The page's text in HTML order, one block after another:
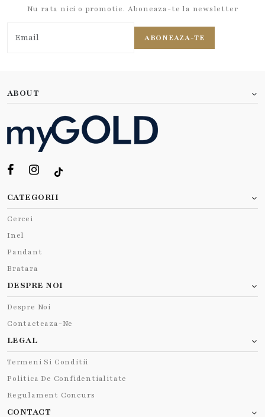
Nu rata nici o promotie. Aboneaza-te la newsletter
ABONEAZA-TE
ABOUT
CATEGORII
Cercei
Inel
Pandant
Bratara
DESPRE NOI
Despre Noi
Contacteaza-Ne
LEGAL
Termeni Si Conditii
Politica De Confidentialitate
Regulament Concurs
CONTACT